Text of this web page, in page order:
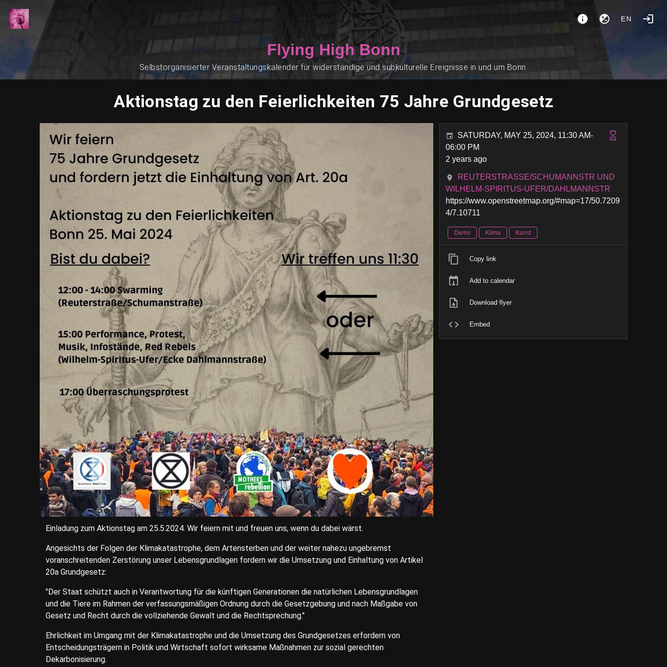
EN
Flying High Bonn
Selbstorganisierter Veranstaltungskalender für widerständige und subkulturelle Ereignisse in und um Bonn.
Aktionstag zu den Feierlichkeiten 75 Jahre Grundgesetz
Einladung zum Aktionstag am 25.5.2024. Wir feiern mit und freuen uns, wenn du dabei wärst.
Angesichts der Folgen der Klimakatastrophe, dem Artensterben und der weiter nahezu ungebremst
voranschreitenden Zerstörung unser Lebensgrundlagen fordern wir die Umsetzung und Einhaltung von Artikel
20a Grundgesetz:
"Der Staat schützt auch in Verantwortung für die künftigen Generationen die natürlichen Lebensgrundlagen
und die Tiere im Rahmen der verfassungsmäßigen Ordnung durch die Gesetzgebung und nach Maßgabe von
Gesetz und Recht durch die vollziehende Gewalt und die Rechtsprechung."
Ehrlichkeit im Umgang mit der Klimakatastrophe und die Umsetzung des Grundgesetzes erfordern von
Entscheidungsträgern in Politik und Wirtschaft sofort wirksame Maßnahmen zur sozial gerechten
Dekarbonisierung.
SATURDAY, MAY 25, 2024, 11:30 AM-
06:00 PM
2 years ago
REUTERSTRASSE/SCHUMANNSTR UND W
ILHELM-SPIRITUS-UFER/DAHLMANNSTR
https://www.openstreetmap.org/#map=17/50.7209
4/7.10711
Demo Klima Kunst
Copy link
Add to calendar
Download flyer
Embed